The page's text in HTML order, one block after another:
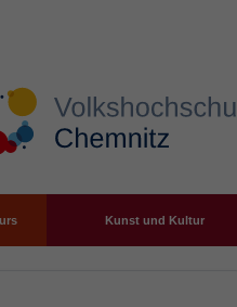
Kunst und Kultur